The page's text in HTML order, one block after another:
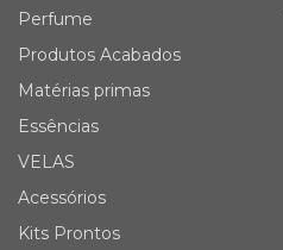
Perfume
Produtos Acabados
Matérias primas
Essências
VELAS
Acessórios
Kits Prontos